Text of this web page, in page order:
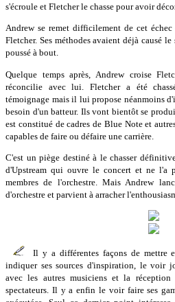
s'écroule et Fletcher le chasse pour avoir
Andrew se remet difficilement de cet
Fletcher. Ses méthodes avaient déjà causé
poussé à bout.
Quelque temps après, Andrew croise
réconcilie avec lui. Fletcher a été
témoignage mais il lui propose néanmoins
besoin d'un batteur. Ils vont bientôt se
est constitué de cadres de Blue Note et
capables de faire ou défaire une carrière.
C'est un piège destiné à le chasser
d'Upstream qui ouvre le concert et ne l'a
membres de l'orchestre. Mais Andrew
d'orchestre et parvient à arracher
Il y a différentes façons de mettre
indiquer ses sources d'inspiration, le voir
avec les autres musiciens et la réception
spectateurs. Il y a enfin le voir faire ses